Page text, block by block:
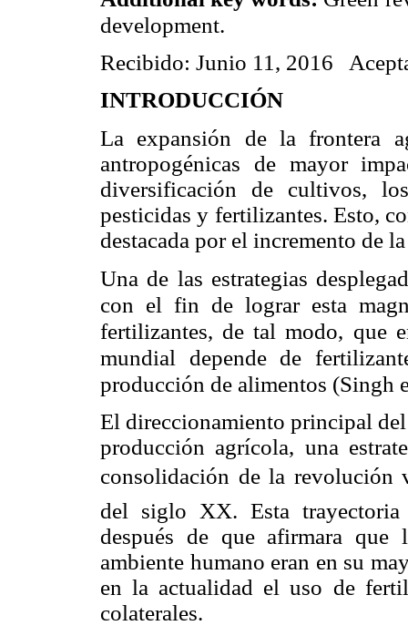
development.
Recibido: Junio 11, 2016
INTRODUCCIÓN
La expansión de la frontera
antropogénicas de mayor
diversificación de cultivos,
pesticidas y fertilizantes. Esto,
destacada por el incremento de
Una de las estrategias
con el fin de lograr esta
fertilizantes, de tal modo, que
mundial depende de
producción de alimentos (Singh
El direccionamiento principal
producción agrícola, una
consolidación de la revolución
del siglo XX. Esta
después de que afirmara
ambiente humano eran en su
en la actualidad el uso de
colaterales.